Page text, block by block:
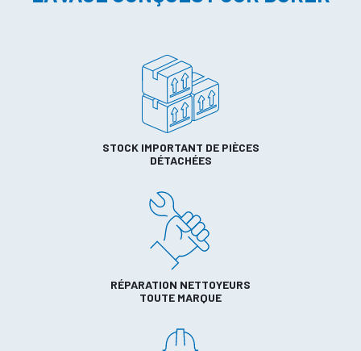
STOCK IMPORTANT DE PIÈCES
DÉTACHÉES
RÉPARATION NETTOYEURS
TOUTE MARQUE